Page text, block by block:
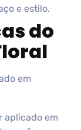
e estilo.
do
em
aplicado em